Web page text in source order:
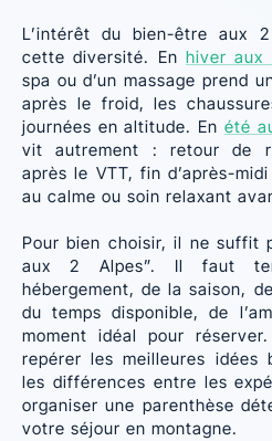
L’intérêt du bien-être aux
cette diversité. En hiver aux
spa ou d’un massage prend
après le froid, les
journées en altitude. En été
vit autrement : retour de
après le VTT, fin d’après-
au calme ou soin relaxant
Pour bien choisir, il ne suffit
aux 2 Alpes”. Il faut
hébergement, de la saison,
du temps disponible, de
moment idéal pour
repérer les meilleures idées
les différences entre les
organiser une parenthèse
votre séjour en montagne.